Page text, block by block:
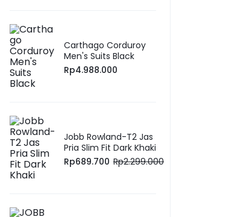
Carthago Corduroy
Men's Suits Black
Rp4.988.000
Jobb Rowland-T2 Jas
Pria Slim Fit Dark Khaki
Rp689.700 Rp2.299.000